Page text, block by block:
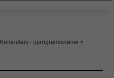
Komputery i oprogramowanie